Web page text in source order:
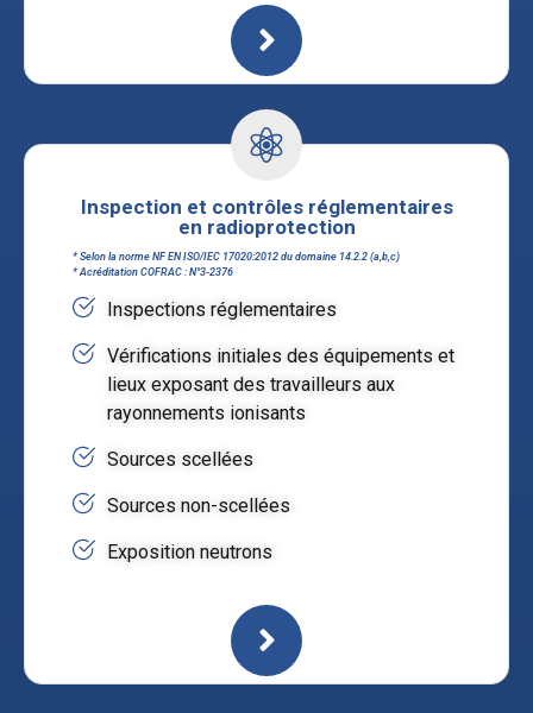
Inspection et contrôles réglementaires
en radioprotection
* Selon la norme NF EN ISO/IEC 17020:2012 du domaine 14.2.2 (a,b,c)
* Acréditation COFRAC : N°3-2376
Inspections réglementaires
Vérifications initiales des équipements et
lieux exposant des travailleurs aux
rayonnements ionisants
Sources scellées
Sources non-scellées
Exposition neutrons